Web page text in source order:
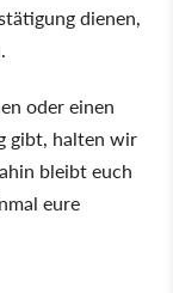
dienen,
oder einen
gibt, halten wir
bleibt euch
eure